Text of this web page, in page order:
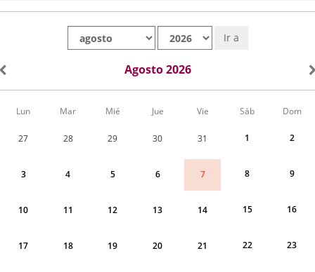
Ir a
Agosto 2026
Calendario
correspondiente
Lun Mar Mié Jue Vie Sáb Dom
27 28 29 30 31 1 2
3 4 5 6 7 8 9
10 11 12 13 14 15 16
17 18 19 20 21 22 23